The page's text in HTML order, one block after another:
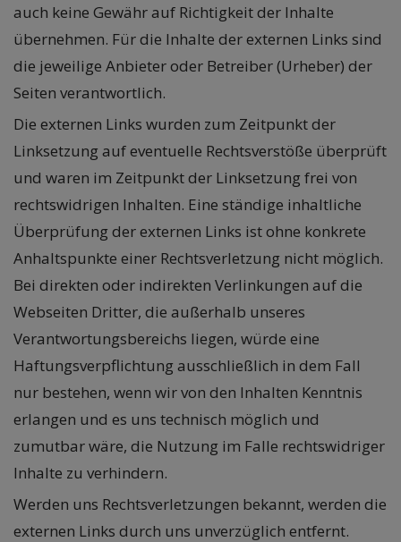
auch keine Gewähr auf Richtigkeit der Inhalte
übernehmen. Für die Inhalte der externen Links sind
die jeweilige Anbieter oder Betreiber (Urheber) der
Seiten verantwortlich.
Die externen Links wurden zum Zeitpunkt der
Linksetzung auf eventuelle Rechtsverstöße überprüft
und waren im Zeitpunkt der Linksetzung frei von
rechtswidrigen Inhalten. Eine ständige inhaltliche
Überprüfung der externen Links ist ohne konkrete
Anhaltspunkte einer Rechtsverletzung nicht möglich.
Bei direkten oder indirekten Verlinkungen auf die
Webseiten Dritter, die außerhalb unseres
Verantwortungsbereichs liegen, würde eine
Haftungsverpflichtung ausschließlich in dem Fall
nur bestehen, wenn wir von den Inhalten Kenntnis
erlangen und es uns technisch möglich und
zumutbar wäre, die Nutzung im Falle rechtswidriger
Inhalte zu verhindern.
Werden uns Rechtsverletzungen bekannt, werden die
externen Links durch uns unverzüglich entfernt.